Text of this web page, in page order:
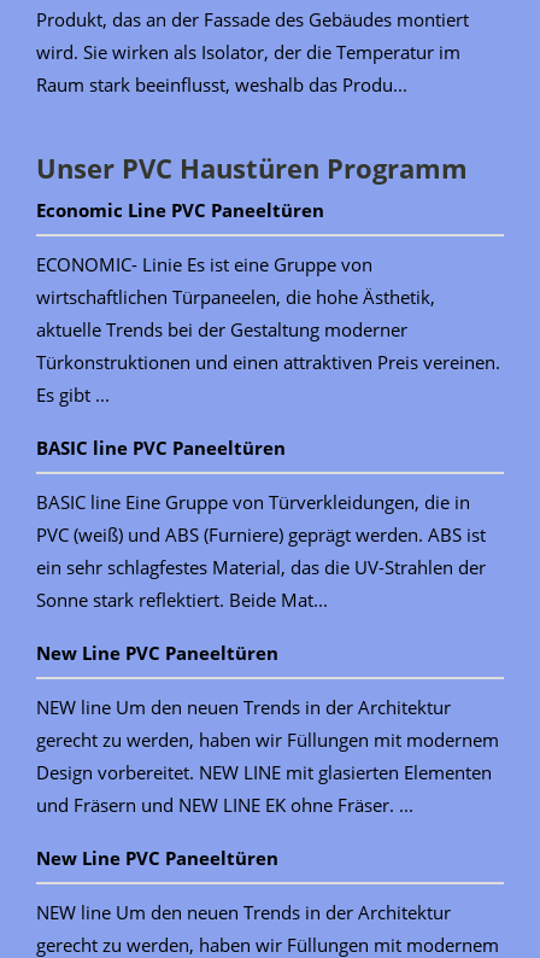
Produkt, das an der Fassade des Gebäudes montiert
wird. Sie wirken als Isolator, der die Temperatur im
Raum stark beeinflusst, weshalb das Produ...
Unser PVC Haustüren Programm
Economic Line PVC Paneeltüren
ECONOMIC- Linie Es ist eine Gruppe von
wirtschaftlichen Türpaneelen, die hohe Ästhetik,
aktuelle Trends bei der Gestaltung moderner
Türkonstruktionen und einen attraktiven Preis vereinen.
Es gibt ...
BASIC line PVC Paneeltüren
BASIC line Eine Gruppe von Türverkleidungen, die in
PVC (weiß) und ABS (Furniere) geprägt werden. ABS ist
ein sehr schlagfestes Material, das die UV-Strahlen der
Sonne stark reflektiert. Beide Mat...
New Line PVC Paneeltüren
NEW line Um den neuen Trends in der Architektur
gerecht zu werden, haben wir Füllungen mit modernem
Design vorbereitet. NEW LINE mit glasierten Elementen
und Fräsern und NEW LINE EK ohne Fräser. ...
New Line PVC Paneeltüren
NEW line Um den neuen Trends in der Architektur
gerecht zu werden, haben wir Füllungen mit modernem